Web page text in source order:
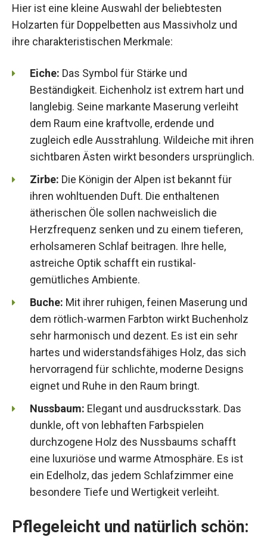
Hier ist eine kleine Auswahl der beliebtesten
Holzarten für Doppelbetten aus Massivholz und
ihre charakteristischen Merkmale:
Eiche: Das Symbol für Stärke und
Beständigkeit. Eichenholz ist extrem hart und
langlebig. Seine markante Maserung verleiht
dem Raum eine kraftvolle, erdende und
zugleich edle Ausstrahlung. Wildeiche mit ihren
sichtbaren Ästen wirkt besonders ursprünglich.
Zirbe: Die Königin der Alpen ist bekannt für
ihren wohltuenden Duft. Die enthaltenen
ätherischen Öle sollen nachweislich die
Herzfrequenz senken und zu einem tieferen,
erholsameren Schlaf beitragen. Ihre helle,
astreiche Optik schafft ein rustikal-
gemütliches Ambiente.
Buche: Mit ihrer ruhigen, feinen Maserung und
dem rötlich-warmen Farbton wirkt Buchenholz
sehr harmonisch und dezent. Es ist ein sehr
hartes und widerstandsfähiges Holz, das sich
hervorragend für schlichte, moderne Designs
eignet und Ruhe in den Raum bringt.
Nussbaum: Elegant und ausdrucksstark. Das
dunkle, oft von lebhaften Farbspielen
durchzogene Holz des Nussbaums schafft
eine luxuriöse und warme Atmosphäre. Es ist
ein Edelholz, das jedem Schlafzimmer eine
besondere Tiefe und Wertigkeit verleiht.
Pflegeleicht und natürlich schön: